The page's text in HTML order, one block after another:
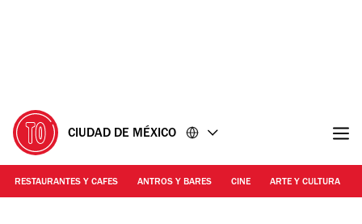
CIUDAD DE MÉXICO
RESTAURANTES Y CAFES ANTROS Y BARES CINE ARTE Y CULTURA
Foto: Cortesía